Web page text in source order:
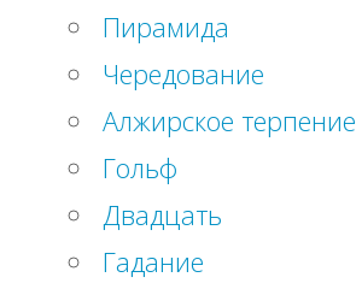
Пирамида
Чередование
Алжирское терпение
Гольф
Двадцать
Гадание